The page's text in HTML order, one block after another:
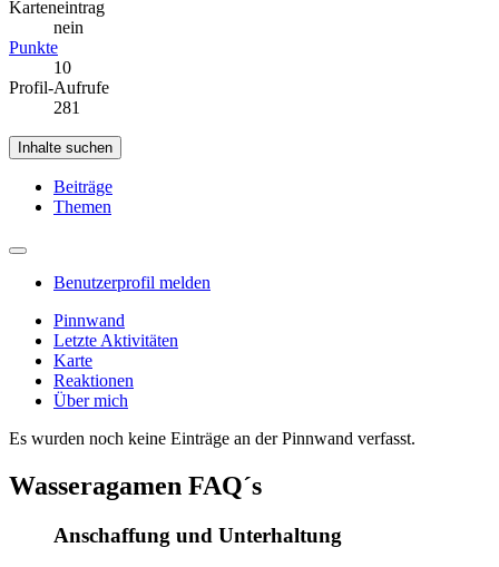
Karteneintrag
nein
Punkte
10
Profil-Aufrufe
281
Inhalte suchen
Beiträge
Themen
Benutzerprofil melden
Pinnwand
Letzte Aktivitäten
Karte
Reaktionen
Über mich
Es wurden noch keine Einträge an der Pinnwand verfasst.
Wasseragamen FAQ´s
Anschaffung und Unterhaltung